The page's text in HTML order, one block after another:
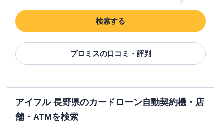
検索する
プロミスの口コミ・評判
アイフル 長野県のカードローン自動契約機・店
舗・ATMを検索